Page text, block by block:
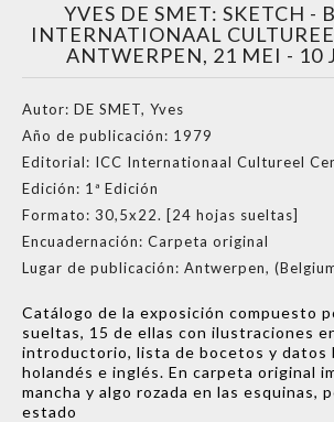
YVES DE SMET: SKETCH -
INTERNATIONAAL
ANTWERPEN, 21 MEI - 10
Autor: DE SMET, Yves
Año de publicación: 1979
Editorial: ICC Internationaal Cultureel
Edición: 1ª Edición
Formato: 30,5x22. [24 hojas sueltas]
Encuadernación: Carpeta original
Lugar de publicación: Antwerpen,
Catálogo de la exposición compuesto
sueltas, 15 de ellas con ilustraciones
introductorio, lista de bocetos y datos
holandés e inglés. En carpeta original
mancha y algo rozada en las esquinas,
estado